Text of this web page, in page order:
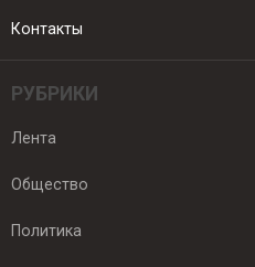
Контакты
РУБРИКИ
Лента
Общество
Политика